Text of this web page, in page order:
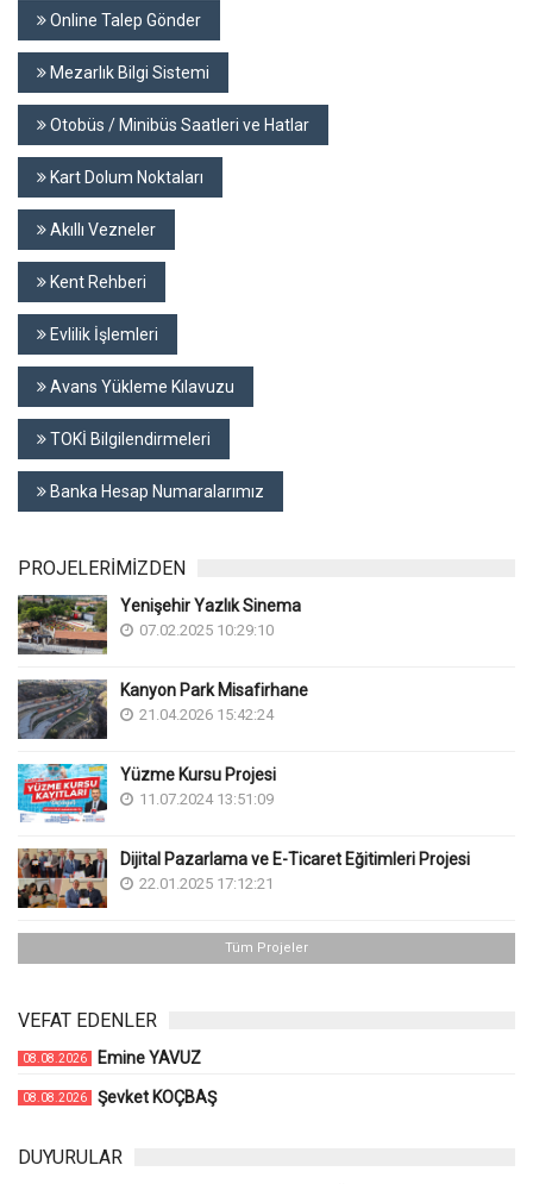
Online Talep Gönder
Mezarlık Bilgi Sistemi
Otobüs / Minibüs Saatleri ve Hatlar
Kart Dolum Noktaları
Akıllı Vezneler
Kent Rehberi
Evlilik İşlemleri
Avans Yükleme Kılavuzu
TOKİ Bilgilendirmeleri
Banka Hesap Numaralarımız
PROJELERİMİZDEN
Yenişehir Yazlık Sinema
07.02.2025 10:29:10
Kanyon Park Misafirhane
21.04.2026 15:42:24
Yüzme Kursu Projesi
11.07.2024 13:51:09
Dijital Pazarlama ve E-Ticaret Eğitimleri Projesi
22.01.2025 17:12:21
Tüm Projeler
VEFAT EDENLER
08.08.2026 Emine YAVUZ
08.08.2026 Şevket KOÇBAŞ
DUYURULAR